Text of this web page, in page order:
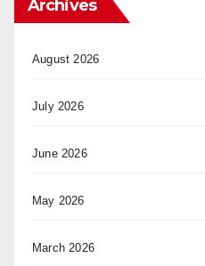
Archives
August 2026
July 2026
June 2026
May 2026
March 2026